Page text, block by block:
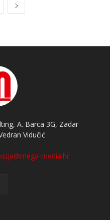
A. Barca 3G, Zadar
Vidučić
media.hr